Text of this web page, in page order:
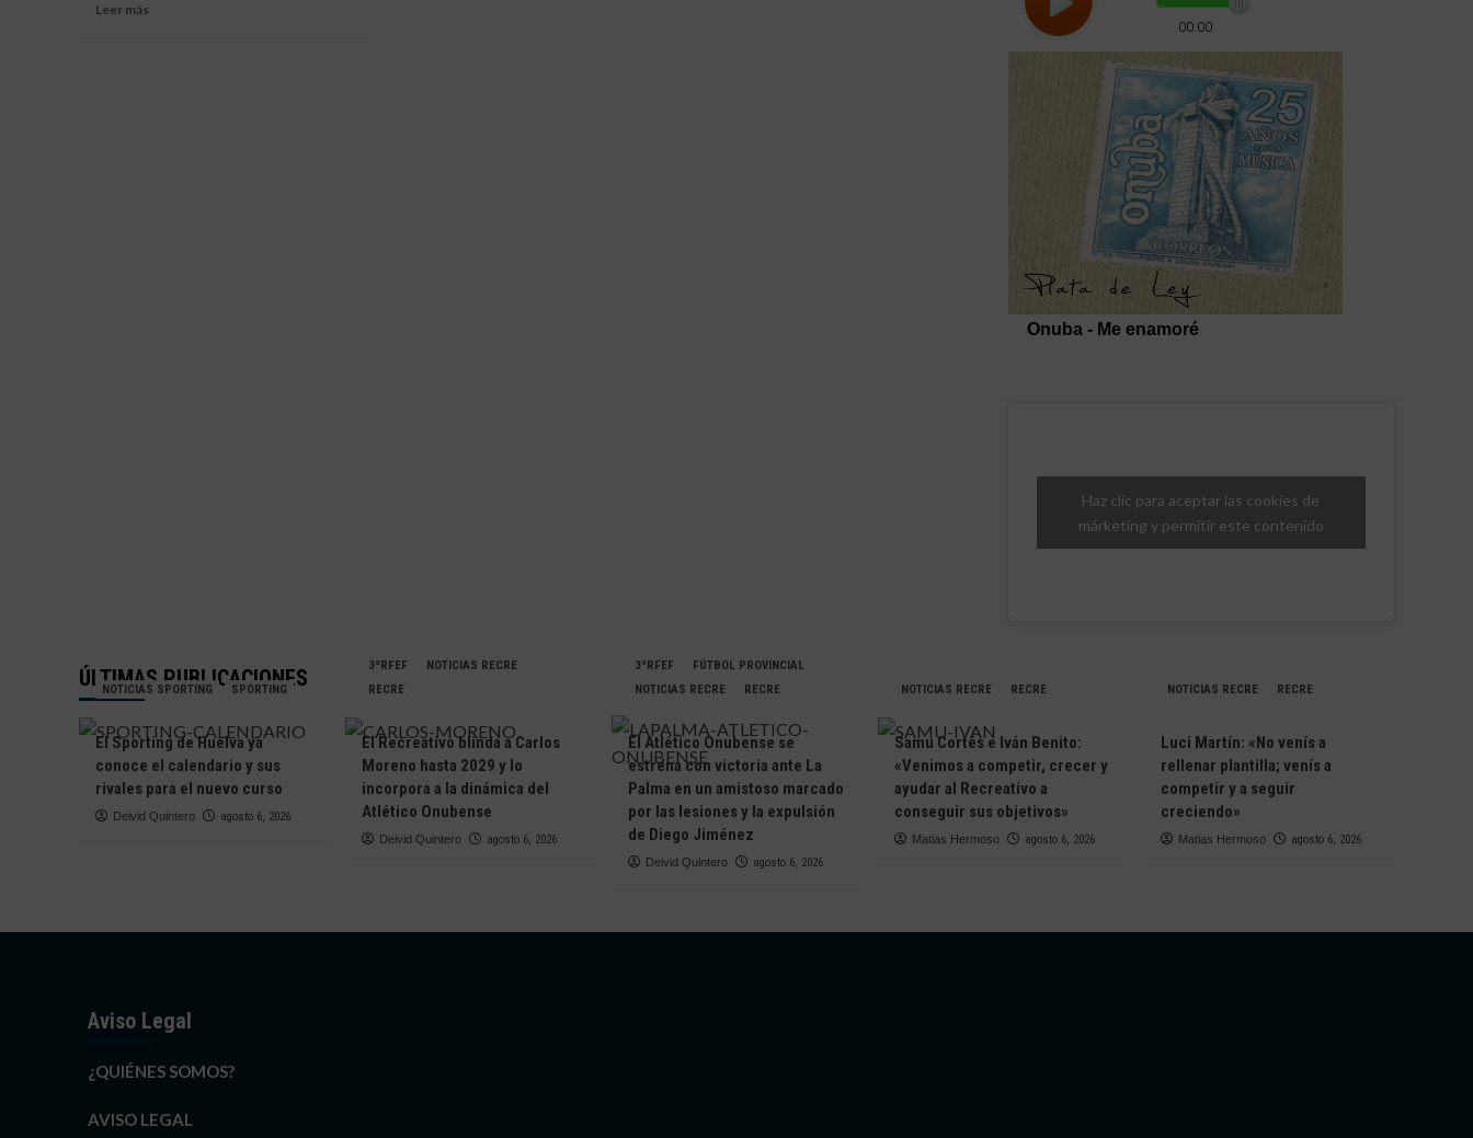
Leer más
Haz clic para aceptar las cookies de
márketing y permitir este contenido
ÚLTIMAS PUBLICACIONES
NOTICIAS SPORTING SPORTING
El Sporting de Huelva ya
conoce el calendario y sus
rivales para el nuevo curso
Deivid Quintero agosto 6, 2026
3ªRFEF
NOTICIAS RECRE
RECRE
El Recreativo blinda a Carlos
Moreno hasta 2029 y lo
incorpora a la dinámica del
Atlético Onubense
Deivid Quintero agosto 6, 2026
3ªRFEF
FÚTBOL PROVINCIAL
NOTICIAS RECRE
RECRE
El Atlético Onubense se
estrena con victoria ante La
Palma en un amistoso marcado
por las lesiones y la expulsión
de Diego Jiménez
Deivid Quintero agosto 6, 2026
NOTICIAS RECRE RECRE
Samu Cortés e Iván Benito:
«Venimos a competir, crecer y
ayudar al Recreativo a
conseguir sus objetivos»
Matias Hermoso agosto 6, 2026
NOTICIAS RECRE RECRE
Luci Martín: «No venís a
rellenar plantilla; venís a
competir y a seguir
creciendo»
Matias Hermoso agosto 6, 2026
Aviso Legal
¿QUIÉNES SOMOS?
AVISO LEGAL